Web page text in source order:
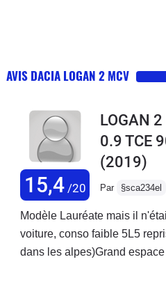
AVIS DACIA LOGAN 2 MCV
15,4/20
LOGAN
0.9 TCE
(2019)
Par §sca234el
Modèle Lauréate mais il
voiture, conso faible 5L5
dans les alpes)Grand